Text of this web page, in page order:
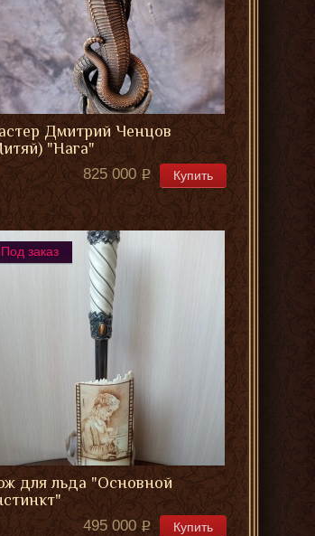
Дмитрий Ченцов
"Нага"
825 000 Купить
Под заказ
для льда "Основной
495 000 Купить